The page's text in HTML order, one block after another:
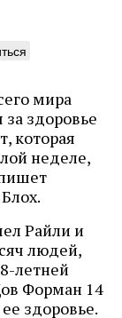
мира
здоровье
которая
неделе,
Райли и
людей,
летней
Форман 14
здоровье.